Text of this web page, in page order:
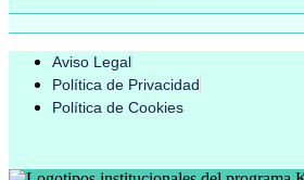
Aviso Legal
Política de Privacidad
Política de Cookies